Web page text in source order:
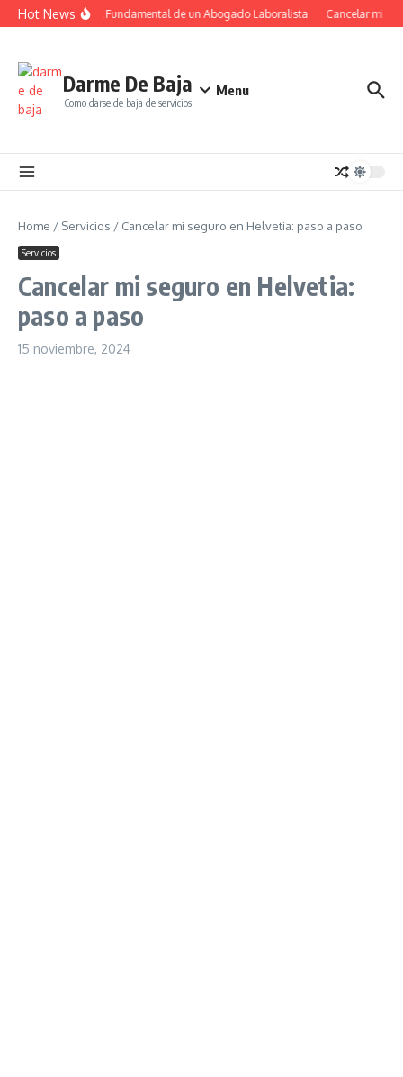
Saltar al contenido
Hot NewsEl Papel Fundamental de un Abogado Laboralista Cancelar mi
Darme De Baja
Como darse de baja de servicios
Menu
Home / Servicios / Cancelar mi seguro en Helvetia: paso a paso
Servicios
Cancelar mi seguro en Helvetia:
paso a paso
15 noviembre, 2024